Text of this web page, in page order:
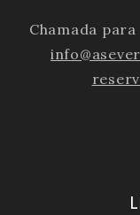
Chamada